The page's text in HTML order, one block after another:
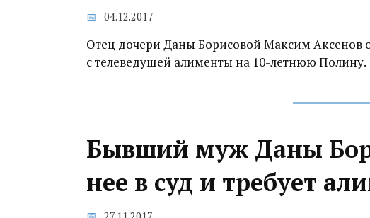
04.12.2017
Отец дочери Даны Борисовой Максим Аксенов
с телеведущей алименты на 10-летнюю Полину.
Бывший муж Даны
нее в суд и требует